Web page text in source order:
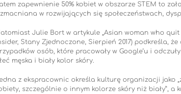
zapewnienie 50% kobiet w obszarze STEM to
w rozwijających się społeczeństwach,
Julie Bort w artykule „Asian woman who
Stany Zjednoczone, Sierpień 2017) podkreśla,
osób, które pracowały w Google’u i
męska i biały kolor skóry.
z ekspracownic określa kulturę organizacji jako
szczególnie o innym kolorze skóry niż biały”, a